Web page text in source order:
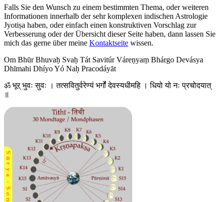
Falls Sie den Wunsch zu einem bestimmten Thema, oder weiteren
Informationen innerhalb der sehr komplexen indischen Astrologie
Jyotiṣa haben, oder einfach einen konstruktiven Vorschlag zur
Verbesserung oder der Übersicht dieser Seite haben, dann lassen Sie
mich das gerne über meine Kontaktseite wissen.
Om Bhūr Bhuvaḥ Svaḥ Tát Savitúr Váreṇyaṃ Bhárgo Devásya
Dhīmahi Dhíyo Yó Naḥ Pracodáyāt
ॐ भूर् भुवः सुवः । तत्सवितुर्वरेण्यं भर्गो॑ देवस्यधीमहि । धियो यो नः प्रचोदयात्
॥